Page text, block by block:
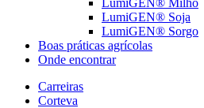
LumiGEN® Soja
LumiGEN® Sorgo
Boas práticas agrícolas
Onde encontrar
Carreiras
Corteva